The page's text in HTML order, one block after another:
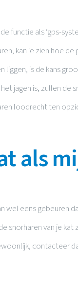
functie als ‘gps-
kan je zien hoe
liggen, is de kans
jagen is, zullen de
loodrecht ten
als
wel eens gebeuren
snorharen van je kat
contacteer